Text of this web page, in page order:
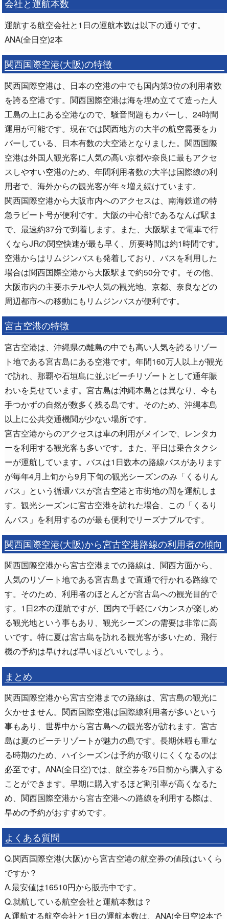
会社と運航本数
運航する航空会社と1日の運航本数は以下の通りです。
ANA(全日空)2本
関西国際空港(大阪)の特徴
関西国際空港は、日本の空港の中でも国内第3位の利用者数
を誇る空港です。関西国際空港は海を埋め立てて造った人
工島の上にある空港なので、騒音問題もカバーし、24時間
運用が可能です。現在では関西地方の大半の航空需要をカ
バーしている、日本有数の大空港となりました。関西国際
空港は外国人観光客に人気の高い京都や奈良に最もアクセ
スしやすい空港のため、年間利用者数の大半は国際線の利
用者で、海外からの観光客が年々増え続けています。
関西国際空港から大阪市内へのアクセスは、南海鉄道の特
急ラピート号が便利です。大阪の中心部であるなんば駅ま
で、最速約37分で到着します。また、大阪駅まで電車で行
くならJRの関空快速が最も早く、所要時間は約1時間です。
空港からはリムジンバスも発着しており、バスを利用した
場合は関西国際空港から大阪駅まで約50分です。その他、
大阪市内の主要ホテルや人気の観光地、京都、奈良などの
周辺都市への移動にもリムジンバスが便利です。
宮古空港の特徴
宮古空港は、沖縄県の離島の中でも高い人気を誇るリゾー
ト地である宮古島にある空港です。年間160万人以上が観光
で訪れ、那覇や石垣島に並ぶビーチリゾートとして通年賑
わいを見せています。宮古島は沖縄本島とは異なり、今も
手つかずの自然が数多く残る島です。そのため、沖縄本島
以上に公共交通機関が少ない場所です。
宮古空港からのアクセスは車の利用がメインで、レンタカ
ーを利用する観光客も多いです。また、平日は乗合タクシ
ーが運航しています。バスは1日数本の路線バスがあります
が毎年4月上旬から9月下旬の観光シーズンのみ「くるりん
バス」という循環バスが宮古空港と市街地の間を運航しま
す。観光シーズンに宮古空港を訪れた場合、この「くるり
んバス」を利用するのが最も便利でリーズナブルです。
関西国際空港(大阪)から宮古空港路線の利用者の傾向
関西国際空港から宮古空港までの路線は、関西方面から、
人気のリゾート地である宮古島まで直通で行かれる路線で
す。そのため、利用者のほとんどが宮古島への観光目的で
す。1日2本の運航ですが、国内で手軽にバカンスが楽しめ
る観光地という事もあり、観光シーズンの需要は非常に高
いです。特に夏は宮古島を訪れる観光客が多いため、飛行
機の予約は早ければ早いほどいいでしょう。
まとめ
関西国際空港から宮古空港までの路線は、宮古島の観光に
欠かせません。関西国際空港は国際線利用者が多いという
事もあり、世界中から宮古島への観光客が訪れます。宮古
島は夏のビーチリゾートが魅力の島です。長期休暇も重な
る時期のため、ハイシーズンは予約が取りにくくなるのは
必至です。ANA(全日空)では、航空券を75日前から購入する
ことができます。早期に購入するほど割引率が高くなるた
め、関西国際空港から宮古空港への路線を利用する際は、
早めの予約がおすすめです。
よくある質問
Q.関西国際空港(大阪)から宮古空港の航空券の値段はいくら
ですか？
A.最安値は16510円から販売中です。
Q.就航している航空会社と運航本数は？
A.運航する航空会社と1日の運航本数は、ANA(全日空)2本で